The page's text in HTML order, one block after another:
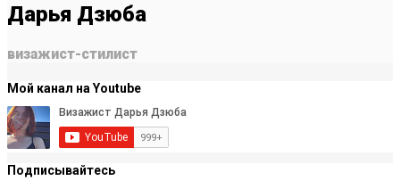
Дарья Дзюба
визажист-стилист
Мой канал на Youtube
Подписывайтесь